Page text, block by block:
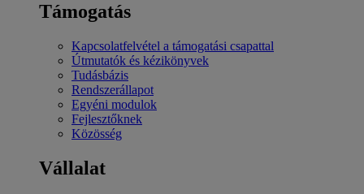
Támogatás
Kapcsolatfelvétel a támogatási csapattal
Útmutatók és kézikönyvek
Tudásbázis
Rendszerállapot
Egyéni modulok
Fejlesztőknek
Közösség
Vállalat